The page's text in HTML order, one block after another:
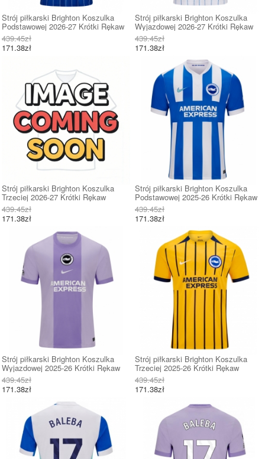
Strój piłkarski Brighton Koszulka
Podstawowej 2026-27 Krótki Rękaw
439.45zł
171.38zł
Strój piłkarski Brighton Koszulka
Wyjazdowej 2026-27 Krótki Rękaw
439.45zł
171.38zł
Strój piłkarski Brighton Koszulka
Trzeciej 2026-27 Krótki Rękaw
439.45zł
171.38zł
Strój piłkarski Brighton Koszulka
Podstawowej 2025-26 Krótki Rękaw
439.45zł
171.38zł
Strój piłkarski Brighton Koszulka
Wyjazdowej 2025-26 Krótki Rękaw
439.45zł
171.38zł
Strój piłkarski Brighton Koszulka
Trzeciej 2025-26 Krótki Rękaw
439.45zł
171.38zł